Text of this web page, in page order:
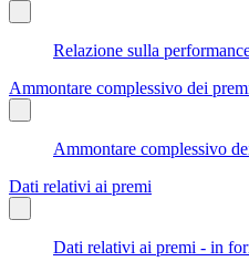
Relazione sulla
Ammontare complessivo dei
Ammontare complessivo
Dati relativi ai premi
Dati relativi ai premi - in